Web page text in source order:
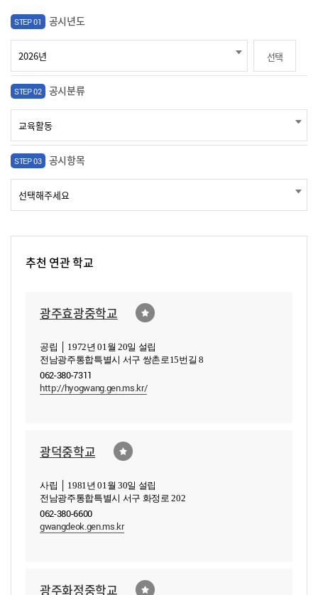
STEP 01 공시년도
선택
STEP 02 공시분류
STEP 03 공시항목
추천 연관 학교
광주효광중학교
공립 │ 1972년 01월 20일 설립
전남광주통합특별시 서구 쌍촌로15번길 8
062-380-7311
http://hyogwang.gen.ms.kr/
광덕중학교
사립 │ 1981년 01월 30일 설립
전남광주통합특별시 서구 화정로 202
062-380-6600
gwangdeok.gen.ms.kr
광주화정중학교